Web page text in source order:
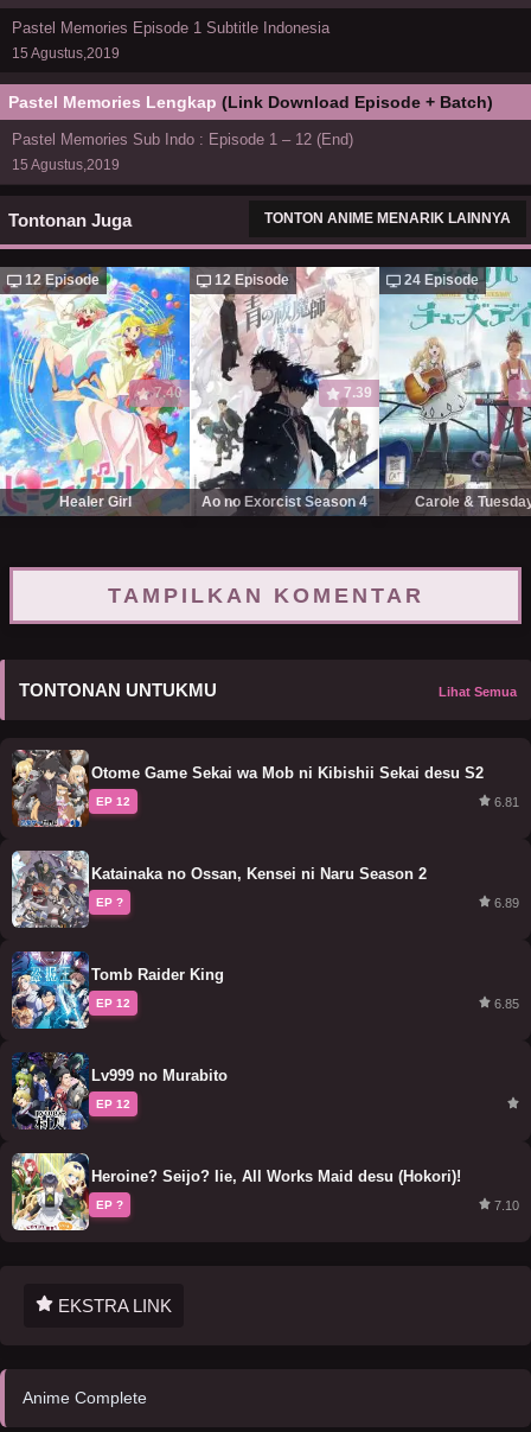
Pastel Memories Episode 1 Subtitle Indonesia
15 Agustus,2019
Pastel Memories Lengkap (Link Download Episode + Batch)
Pastel Memories Sub Indo : Episode 1 – 12 (End)
15 Agustus,2019
Tontonan Juga TONTON ANIME MENARIK LAINNYA
12 Episode
7.40
Healer Girl
12 Episode
7.39
Ao no Exorcist Season 4
24 Episode
Carole &
TAMPILKAN KOMENTAR
TONTONAN UNTUKMU Lihat Semua
Otome Game Sekai wa Mob ni Kibishii Sekai desu S2
EP 12 6.81
Katainaka no Ossan, Kensei ni Naru Season 2
EP ? 6.89
Tomb Raider King
EP 12 6.85
Lv999 no Murabito
EP 12
Heroine? Seijo? Iie, All Works Maid desu (Hokori)!
EP ? 7.10
EKSTRA LINK
Anime Complete